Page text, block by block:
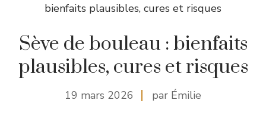
bienfaits plausibles, cures et risques
Sève de bouleau : bienfaits
plausibles, cures et risques
19 mars 2026 par Émilie